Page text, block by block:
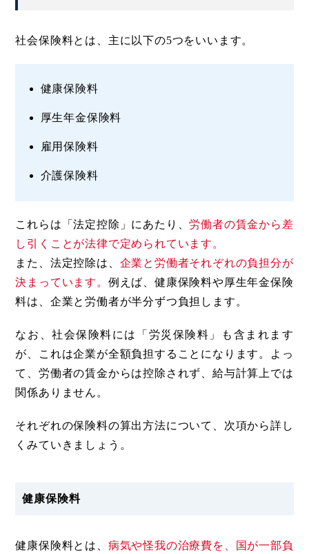
社会保険料とは、主に以下の5つをいいます。
健康保険料
厚生年金保険料
雇用保険料
介護保険料
これらは「法定控除」にあたり、労働者の賃金から差
し引くことが法律で定められています。
また、法定控除は、 企業と労働者それぞれの負担分が
決まっています。 例えば、健康保険料や厚生年金保険
料は、企業と労働者が半分ずつ負担します。
なお、社会保険料には「労災保険料」も含まれます
が、これは企業が全額負担することになります。よっ
て、労働者の賃金からは控除されず、給与計算上では
関係ありません。
それぞれの保険料の算出方法について、次項から詳し
くみていきましょう。
健康保険料
健康保険料とは、 病気や怪我の治療費を、国が一部負